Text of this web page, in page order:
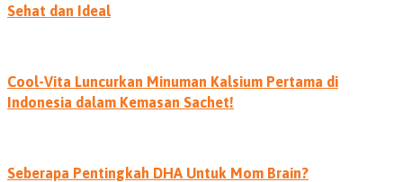
Sehat dan Ideal
Cool-Vita Luncurkan Minuman Kalsium Pertama di
Indonesia dalam Kemasan Sachet!
Seberapa Pentingkah DHA Untuk Mom Brain?